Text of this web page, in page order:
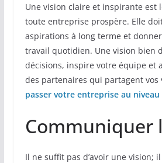
Une vision claire et inspirante est
toute entreprise prospère. Elle
aspirations à long terme et
travail quotidien. Une vision bien
décisions, inspire votre équipe et
des partenaires qui partagent vos
passer votre entreprise au
Communiquer
Il ne suffit pas d’avoir une vision;